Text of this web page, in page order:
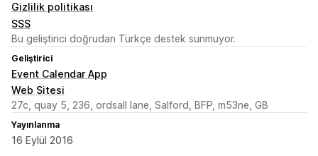
Gizlilik politikası
SSS
Bu geliştirici doğrudan Türkçe destek sunmuyor.
Geliştirici
Event Calendar App
Web Sitesi
27c, quay 5, 236, ordsall lane, Salford, BFP, m53ne, GB
Yayınlanma
16 Eylül 2016